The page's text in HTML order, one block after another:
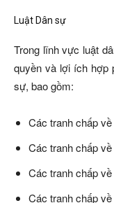
Luật Dân sự
Trong lĩnh vực luật
quyền và lợi ích hợp
sự, bao gồm:
Các tranh chấp
Các tranh chấp
Các tranh chấp
Các tranh chấp